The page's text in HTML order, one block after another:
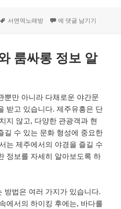
태
서면역노래방 부산 서면노래방을 찾
에 댓글 남기기
룸싸롱 정보 알
뿐만 아니라 다채로운 야간문
받고 있습니다. 제주유흥은 단
지 않고, 다양한 관광객과 현
길 수 있는 문화 형성에 중요한
는 제주에서의 야경을 즐길 수
정보를 자세히 알아보도록 하
방법은 여러 가지가 있습니다.
에서의 하이킹 후에는, 바다를